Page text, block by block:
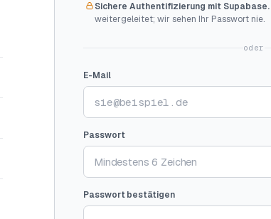
Sichere Authentifizierung mit Supabase.
weitergeleitet; wir sehen Ihr Passwort nie.
oder
E-Mail
Passwort
Passwort bestätigen